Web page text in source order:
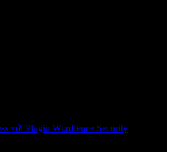
với Plugin Wordfence Security